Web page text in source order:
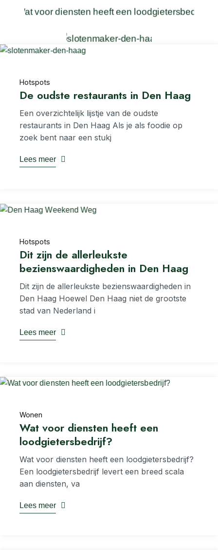
Slotenmaker Den Haag
Hotspots
De oudste restaurants in Den Haag
Een overzichtelijk lijstje van de oudste
restaurants in Den Haag Als je als foodie op
zoek bent naar een stukj
Lees meer
Hotspots
Dit zijn de allerleukste
bezienswaardigheden in Den Haag
Dit zijn de allerleukste bezienswaardigheden in
Den Haag Hoewel Den Haag niet de grootste
stad van Nederland i
Lees meer
Wonen
Wat voor diensten heeft een
loodgietersbedrijf?
Wat voor diensten heeft een loodgietersbedrijf?
Een loodgietersbedrijf levert een breed scala
aan diensten, va
Lees meer